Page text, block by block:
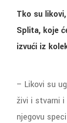
Tko su
Splita, koje
izvući iz
– Likovi su
živi i stvarni i
njegovu